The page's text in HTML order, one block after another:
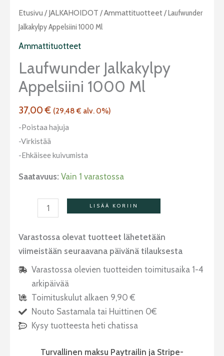
Etusivu / JALKAHOIDOT /Ammattituotteet/ Laufwunder
Jalkakylpy Appelsiini 1000 Ml
Ammattituotteet
Laufwunder Jalkakylpy
Appelsiini 1000 Ml
37,00€ (29,48€ alv. 0%)
-Poistaa hajuja
-Virkistää
-Ehkäisee kuivumista
Saatavuus: Vain 1 varastossa
Laufwunder
jalkakylpy
appelsiini
määrä
LISÄÄ KORIIN
Varastossa olevat tuotteet lähetetään
viimeistään seuraavana päivänä tilauksesta
Varastossa olevien tuotteiden toimitusaika 1-4
arkipäivää
Toimituskulut alkaen 9,90 €
Nouto Sastamala tai Huittinen 0€
Kysy tuotteesta heti chatissa
Turvallinen maksu Paytrailin ja Stripe-